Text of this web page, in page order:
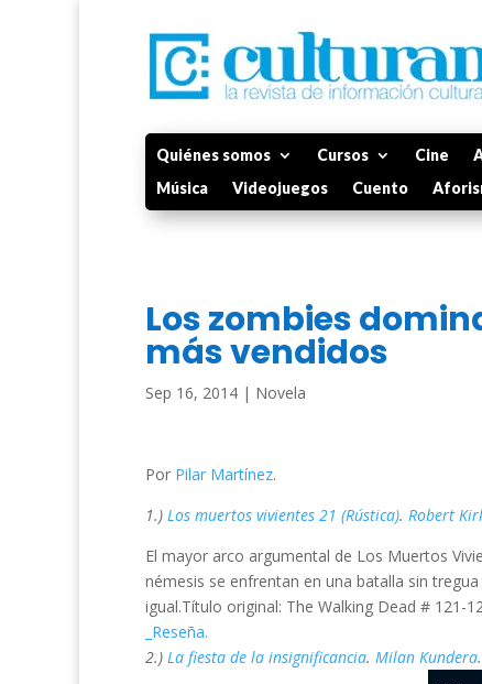
Quiénes somos Cursos Cine
Música
Videojuegos Cuento
Los zombies
más vendidos
Sep 16, 2014 | Novela
Por Pilar Martínez.
1.) Los muertos vivientes 21 (Rústica). Robert
El mayor arco argumental de Los Muertos
némesis se enfrentan en una batalla sin
igual.Título original: The Walking Dead # 121-
_Reseña.
2.) La fiesta de la insignificancia. Milan Kundera